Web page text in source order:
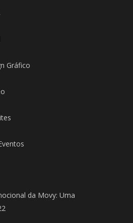
Gráfico
da Movy: Uma